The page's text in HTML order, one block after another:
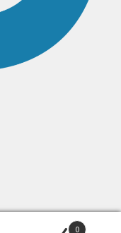
0